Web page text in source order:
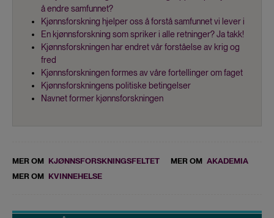
å endre samfunnet?
Kjønnsforskning hjelper oss å forstå samfunnet vi lever i
En kjønnsforskning som spriker i alle retninger? Ja takk!
Kjønnsforskningen har endret vår forståelse av krig og
fred
Kjønnsforskningen formes av våre fortellinger om faget
Kjønnsforskningens politiske betingelser
Navnet former kjønnsforskningen
MER OM KJØNNSFORSKNINGSFELTET MER OM AKADEMIA
MER OM KVINNEHELSE